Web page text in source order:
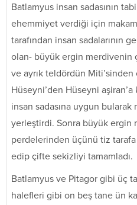
Batlamyus insan sadasının
ehemmiyet verdiği için
tarafından insan sadalarının
olan- büyük ergin merdivenin
ve ayrık teldördün
Hüseyni’den Hüseyni
insan sadasına uygun bularak
yerleştirdi. Sonra büyük ergin
perdelerinden üçünü tiz
edip çifte sekizliyi tamamladı.
Batlamyus ve Pitagor gibi üç
halefleri gibi on beş tane ün